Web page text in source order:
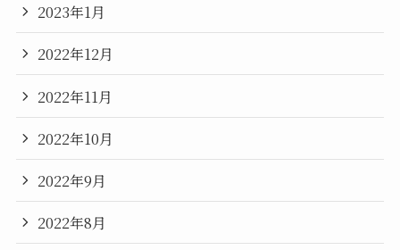
2023年1月
2022年12月
2022年11月
2022年10月
2022年9月
2022年8月